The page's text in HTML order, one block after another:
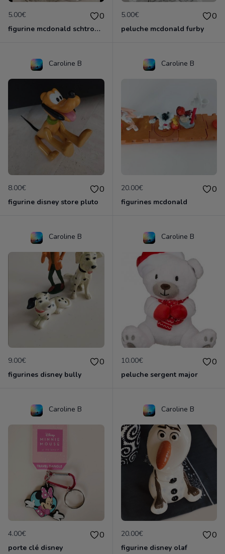
5.00€ 0
figurine mcdonald schtroumpf
5.00€ 0
peluche mcdonald furby
Caroline B
8.00€ 0
figurine disney store pluto
Caroline B
20.00€ 0
figurines mcdonald
Caroline B
9.00€ 0
figurines disney bully
Caroline B
10.00€ 0
peluche sergent major
Caroline B
4.00€ 0
porte clé disney
Caroline B
20.00€ 0
figurine disney olaf